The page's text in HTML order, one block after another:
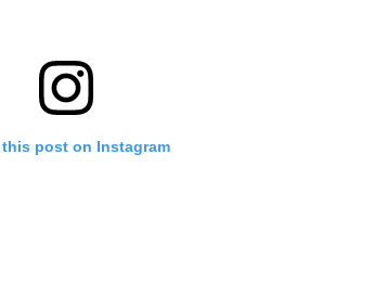
this post on Instagram